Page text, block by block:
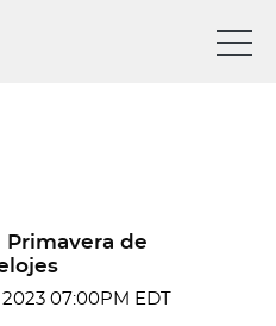
Primavera de
07:00PM EDT